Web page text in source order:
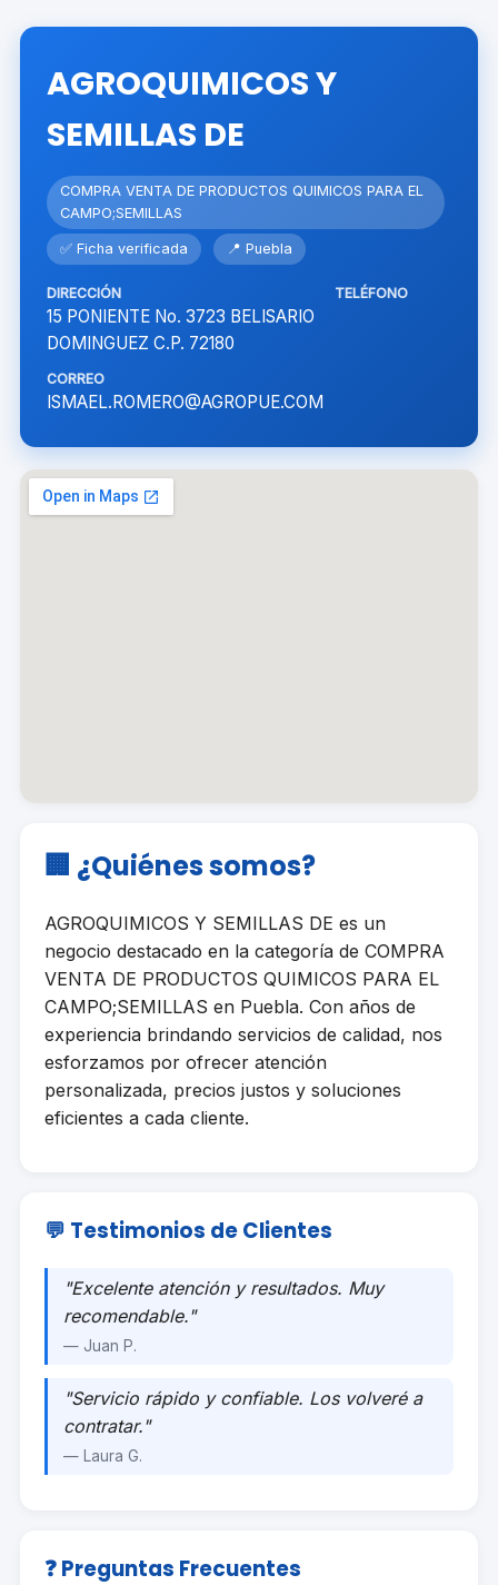
AGROQUIMICOS Y
SEMILLAS DE
COMPRA VENTA DE PRODUCTOS QUIMICOS PARA EL
CAMPO;SEMILLAS
✅ Ficha verificada 📍 Puebla
DIRECCIÓN
15 PONIENTE No. 3723 BELISARIO
DOMINGUEZ C.P. 72180
TELÉFONO
CORREO
ISMAEL.ROMERO@AGROPUE.COM
🏢 ¿Quiénes somos?
AGROQUIMICOS Y SEMILLAS DE es un
negocio destacado en la categoría de COMPRA
VENTA DE PRODUCTOS QUIMICOS PARA EL
CAMPO;SEMILLAS en Puebla. Con años de
experiencia brindando servicios de calidad, nos
esforzamos por ofrecer atención
personalizada, precios justos y soluciones
eficientes a cada cliente.
💬 Testimonios de Clientes
"Excelente atención y resultados. Muy
recomendable."
— Juan P.
"Servicio rápido y confiable. Los volveré a
contratar."
— Laura G.
❓ Preguntas Frecuentes